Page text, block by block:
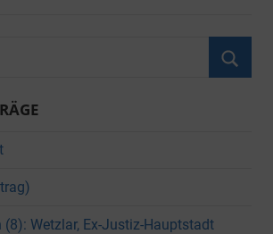
Wetzlar, Ex-Justiz-Hauptstadt